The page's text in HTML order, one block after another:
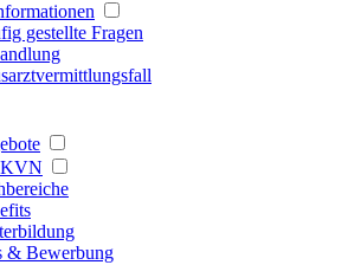
gestellte Fragen
KVN
& Bewerbung